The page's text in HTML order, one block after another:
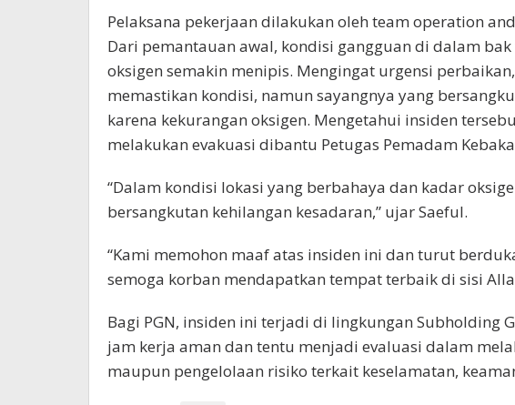
Pelaksana pekerjaan dilakukan oleh team operation
Dari pemantauan awal, kondisi gangguan di dalam
oksigen semakin menipis. Mengingat urgensi
memastikan kondisi, namun sayangnya yang
karena kekurangan oksigen. Mengetahui insiden
melakukan evakuasi dibantu Petugas Pemadam
“Dalam kondisi lokasi yang berbahaya dan kadar
bersangkutan kehilangan kesadaran,” ujar Saeful.
“Kami memohon maaf atas insiden ini dan turut
semoga korban mendapatkan tempat terbaik di sisi
Bagi PGN, insiden ini terjadi di lingkungan Subholding
jam kerja aman dan tentu menjadi evaluasi dalam
maupun pengelolaan risiko terkait keselamatan,